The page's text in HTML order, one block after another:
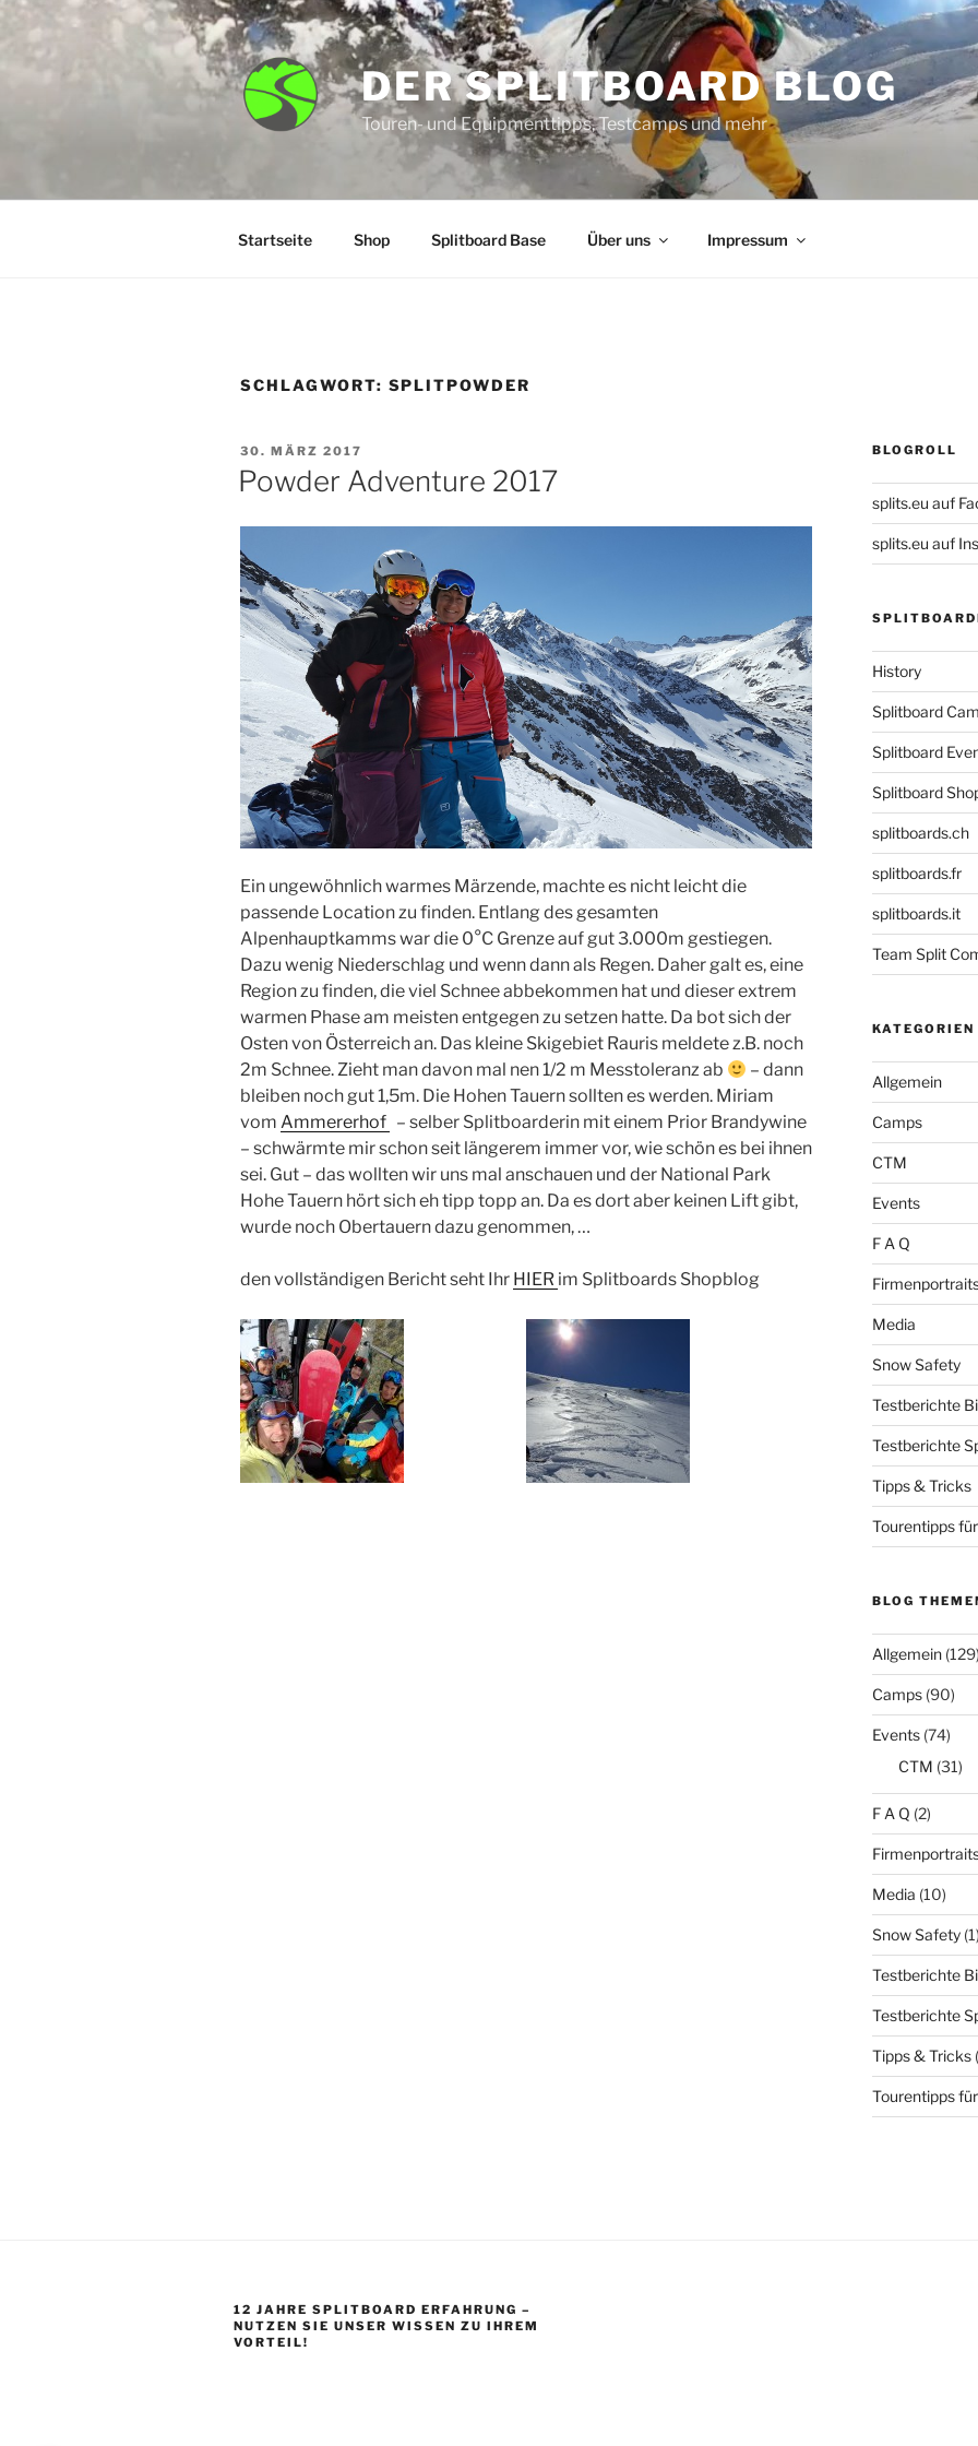
Zum
Inhalt
DER SPLITBOARD BLOG
Touren- und Equipmenttipps, Testcamps und mehr
Startseite Shop Splitboard Base Über uns Impressum
SCHLAGWORT: SPLITPOWDER
VERÖFFENTLICHT
AM
30. MÄRZ 2017
Powder Adventure 2017
Ein ungewöhnlich warmes Märzende, machte es nicht leicht die
passende Location zu finden. Entlang des gesamten
Alpenhauptkamms war die 0°C Grenze auf gut 3.000m gestiegen.
Dazu wenig Niederschlag und wenn dann als Regen. Daher galt es, eine
Region zu finden, die viel Schnee abbekommen hat und dieser extrem
warmen Phase am meisten entgegen zu setzen hatte. Da bot sich der
Osten von Österreich an. Das kleine Skigebiet Rauris meldete z.B. noch
2m Schnee. Zieht man davon mal nen 1/2 m Messtoleranz ab
– dann
bleiben noch gut 1,5m. Die Hohen Tauern sollten es werden. Miriam
vom Ammererhof – selber Splitboarderin mit einem Prior Brandywine
– schwärmte mir schon seit längerem immer vor, wie schön es bei ihnen
sei. Gut – das wollten wir uns mal anschauen und der National Park
Hohe Tauern hört sich eh tipp topp an. Da es dort aber keinen Lift gibt,
wurde noch Obertauern dazu genommen, …
den vollständigen Bericht seht Ihr HIER im Splitboards Shopblog
BLOGROLL
splits.eu auf
splits.eu auf
History
Splitboard
Splitboard
Splitboard
splitboards.ch
splitboards.fr
splitboards.it
Team Split
KATEGORIEN
Allgemein
Camps
CTM
Events
F A Q
Media
Snow Safety
Testberichte
Testberichte
Tipps & Tricks
Tourentipps
BLOG
Allgemein(129)
Camps(90)
Events(74)
CTM (31)
F A Q (2)
Media (10)
Snow Safety(1)
Testberichte
Testberichte
Tipps & Tricks
Tourentipps
12 JAHRE SPLITBOARD ERFAHRUNG –
NUTZEN SIE UNSER WISSEN ZU IHREM
VORTEIL!